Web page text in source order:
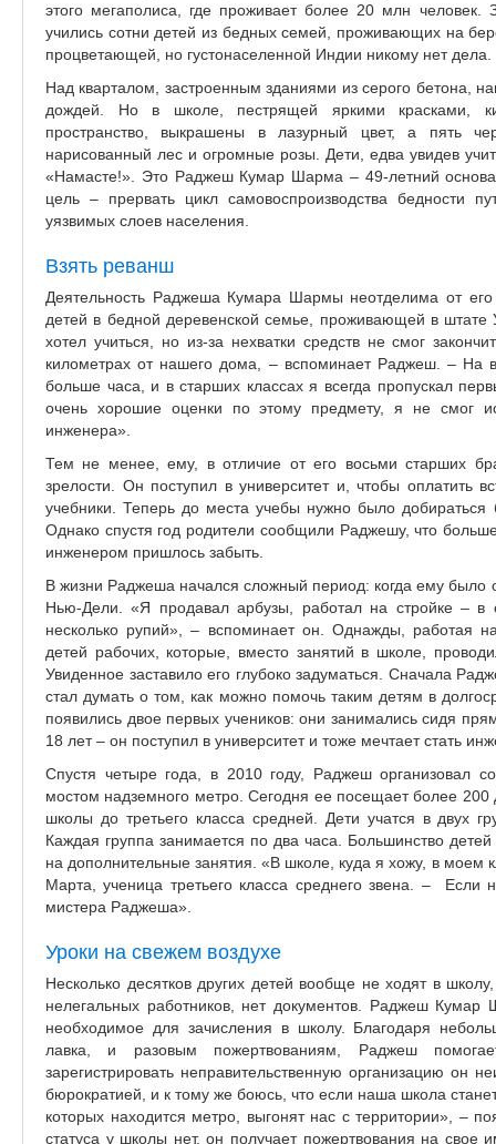
этого мегаполиса, где проживает более 20 млн
учились сотни детей из бедных семей, проживающих на
процветающей, но густонаселенной Индии никому нет дела.
Над кварталом, застроенным зданиями из серого бетона,
дождей. Но в школе, пестрящей яркими красками,
пространство, выкрашены в лазурный цвет, а пять
нарисованный лес и огромные розы. Дети, едва увидев
«Намасте!». Это Раджеш Кумар Шарма – 49-летний
цель – прервать цикл самовоспроизводства бедности
уязвимых слоев населения.
Взять реванш
Деятельность Раджеша Кумара Шармы неотделима от
детей в бедной деревенской семье, проживающей в
хотел учиться, но из-за нехватки средств не смог
километрах от нашего дома, – вспоминает Раджеш. – На
больше часа, и в старших классах я всегда пропускал
очень хорошие оценки по этому предмету, я не смог
инженера».
Тем не менее, ему, в отличие от его восьми старших
зрелости. Он поступил в университет и, чтобы оплатить
учебники. Теперь до места учебы нужно было
Однако спустя год родители сообщили Раджешу, что
инженером пришлось забыть.
В жизни Раджеша начался сложный период: когда ему было
Нью-Дели. «Я продавал арбузы, работал на стройке –
несколько рупий», – вспоминает он. Однажды, работая
детей рабочих, которые, вместо занятий в школе,
Увиденное заставило его глубоко задуматься. Сначала
стал думать о том, как можно помочь таким детям в
появились двое первых учеников: они занимались сидя
18 лет – он поступил в университет и тоже мечтает стать
Спустя четыре года, в 2010 году, Раджеш организовал
мостом надземного метро. Сегодня ее посещает более 200
школы до третьего класса средней. Дети учатся в двух
Каждая группа занимается по два часа. Большинство
на дополнительные занятия. «В школе, куда я хожу, в моем
Марта, ученица третьего класса среднего звена. –
мистера Раджеша».
Уроки на свежем воздухе
Несколько десятков других детей вообще не ходят в
нелегальных работников, нет документов. Раджеш
необходимое для зачисления в школу. Благодаря
лавка, и разовым пожертвованиям, Раджеш
зарегистрировать неправительственную организацию он
бюрократией, и к тому же боюсь, что если наша школа
которых находится метро, выгонят нас с территории», –
статуса у школы нет, он получает пожертвования на свое